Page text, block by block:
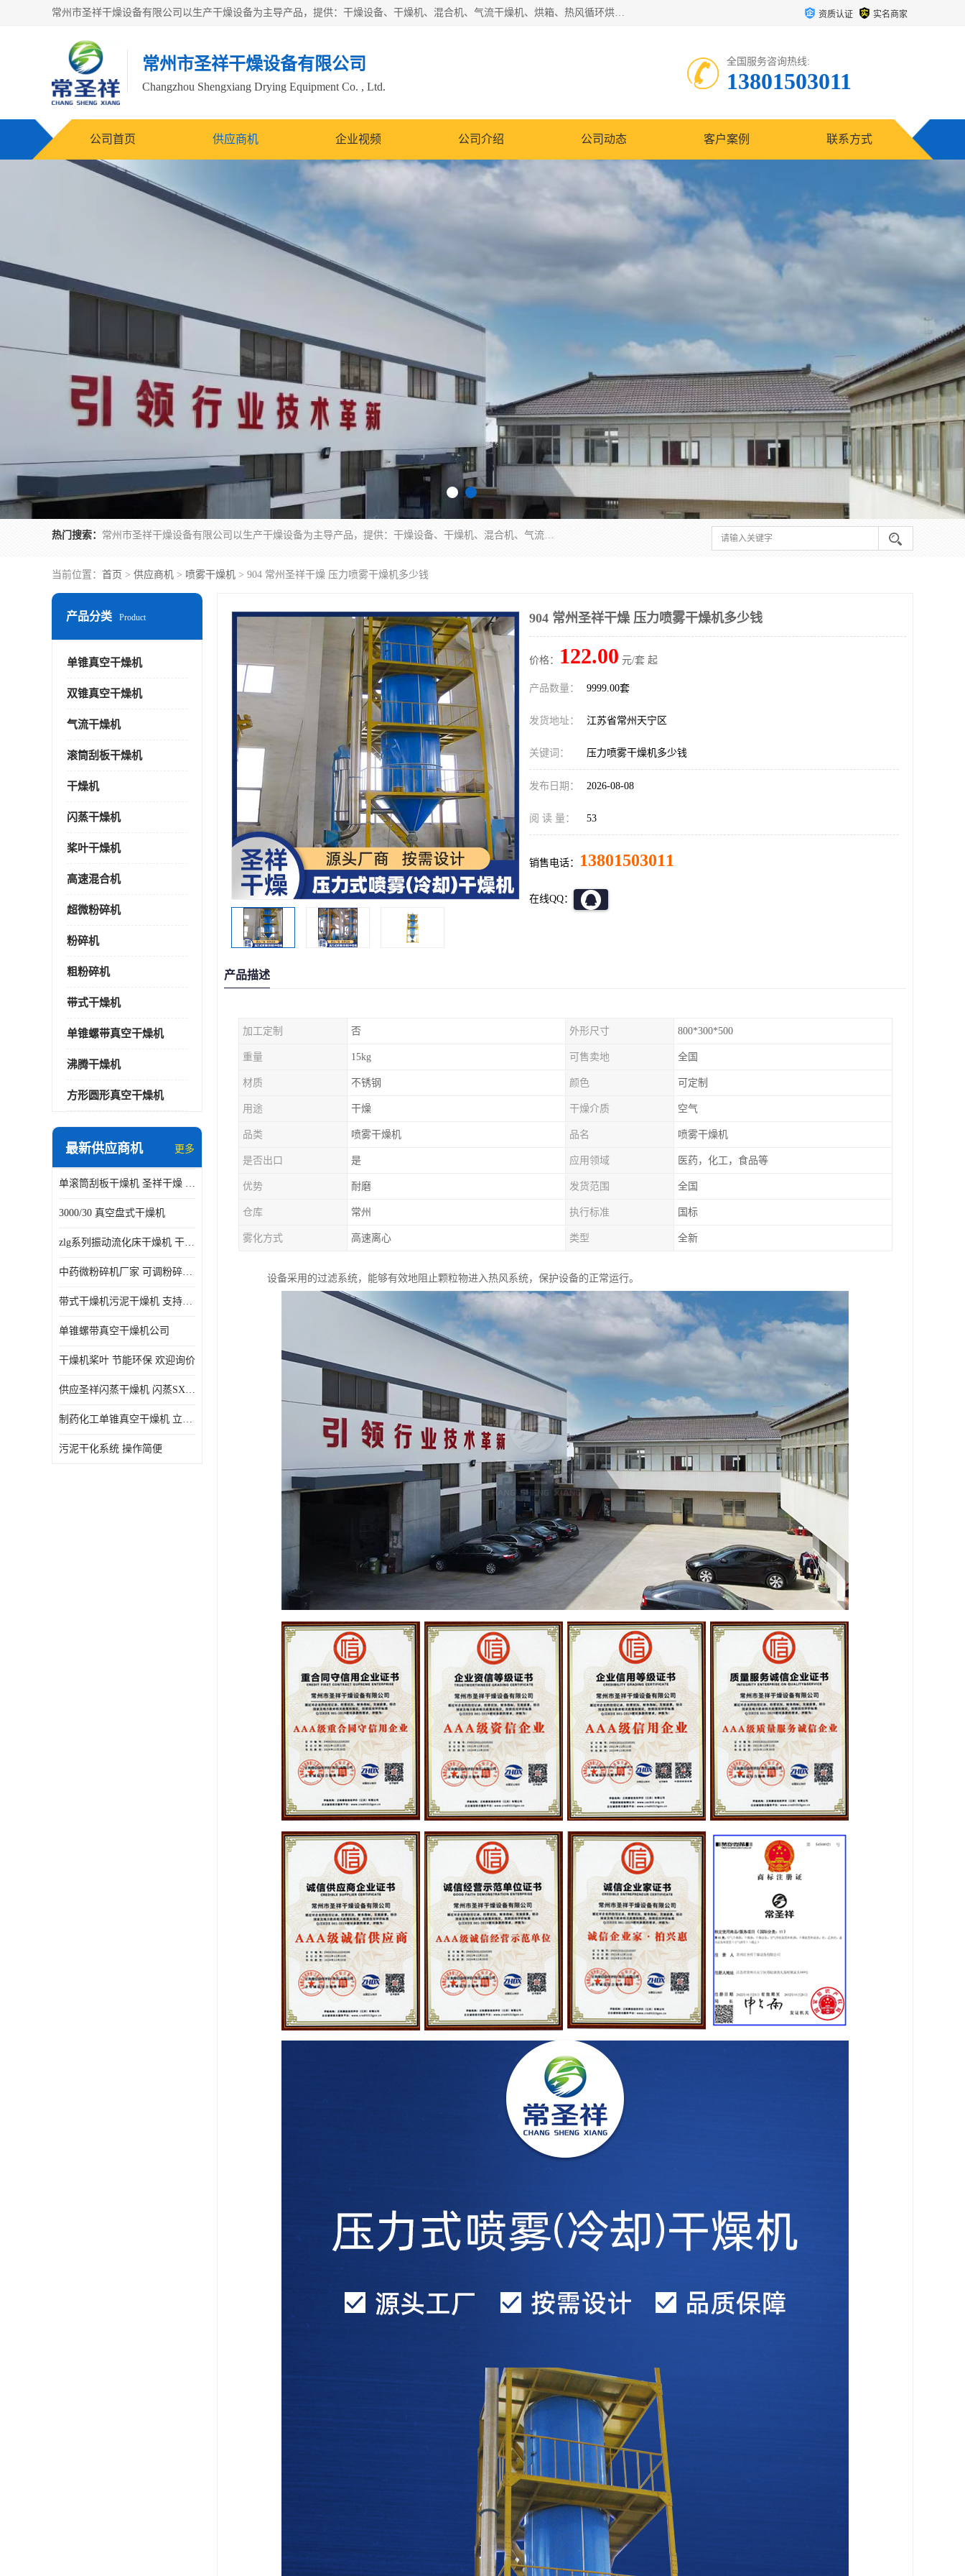
常州市圣祥干燥设备有限公司以生产干燥设备为主导产品，提供：干燥设备、干燥机、混合机、气流干燥机、烘箱、热风循环烘箱、沸腾干燥机、烘干机、喷雾干燥机等产品的生产、制造与销售服务。 资质认证 实名商家
常州市圣祥干燥设备有限公司
Changzhou Shengxiang Drying Equipment Co. , Ltd.
全国服务咨询热线:
13801503011
公司首页 供应商机 企业视频 公司介绍 公司动态 客户案例 联系方式
热门搜索： 常州市圣祥干燥设备有限公司以生产干燥设备为主导产品，提供：干燥设备、干燥机、混合机、气流干燥机、烘箱、热风循环烘箱、沸腾干燥机、烘干机、喷雾干燥机等产品的生产、制造与销售服务。
当前位置： 首页 > 供应商机 > 喷雾干燥机 > 904 常州圣祥干燥 压力喷雾干燥机多少钱
产品分类 Product
单锥真空干燥机
双锥真空干燥机
气流干燥机
滚筒刮板干燥机
干燥机
闪蒸干燥机
桨叶干燥机
高速混合机
超微粉碎机
粉碎机
粗粉碎机
带式干燥机
单锥螺带真空干燥机
沸腾干燥机
方形圆形真空干燥机
最新供应商机 更多
单滚筒刮板干燥机 圣祥干燥 单辊
3000/30 真空盘式干燥机
zlg系列振动流化床干燥机 干燥速率 粉体干燥
中药微粉碎机厂家 可调粉碎粒度
带式干燥机污泥干燥机 支持定制 价格优惠
单锥螺带真空干燥机公司
干燥机桨叶 节能环保 欢迎询价
供应圣祥闪蒸干燥机 闪蒸SXG-16型干燥机
制药化工单锥真空干燥机 立式锥形螺带搅拌式真空烘干机
污泥干化系统 操作简便
904 常州圣祥干燥 压力喷雾干燥机多少钱
价格： 122.00 元/套 起
产品数量： 9999.00套
发货地址： 江苏省常州天宁区
关键词： 压力喷雾干燥机多少钱
发布日期： 2026-08-08
阅 读 量： 53
销售电话： 13801503011
在线QQ：
产品描述
加工定制 否 外形尺寸 800*300*500
重量 15kg 可售卖地 全国
材质 不锈钢 颜色 可定制
用途 干燥 干燥介质 空气
品类 喷雾干燥机 品名 喷雾干燥机
是否出口 是 应用领域 医药，化工，食品等
优势 耐磨 发货范围 全国
仓库 常州 执行标准 国标
雾化方式 高速离心 类型 全新
设备采用的过滤系统，能够有效地阻止颗粒物进入热风系统，保护设备的正常运行。